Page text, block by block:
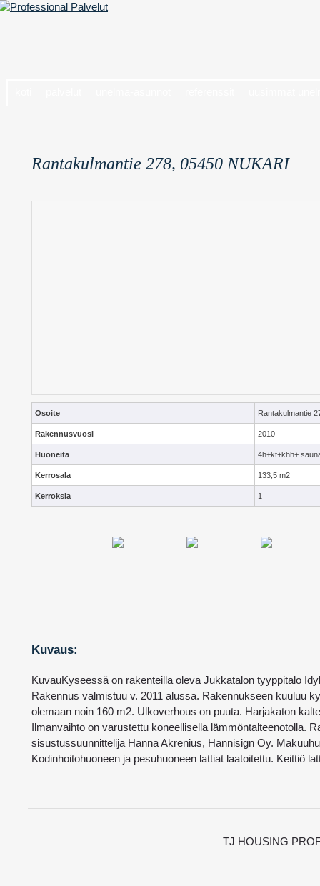
Rantakulmantie 278, 05450 NUKARI
Osoite Rantakulmantie
Rakennusvuosi 2010
Huoneita 4h+kt+khh+
Kerrosala 133,5 m2
Kerroksia 1
Kuvaus:
KuvauKyseessä on rakenteilla oleva Jukkatalon tyyppitalo
Rakennus valmistuu v. 2011 alussa. Rakennukseen kuuluu
olemaan noin 160 m2. Ulkoverhous on puuta. Harjakaton
Ilmanvaihto on varustettu koneellisella lämmöntalteenotolla.
sisustussuunnittelija Hanna Akrenius, Hannisign Oy.
Kodinhoitohuoneen ja pesuhuoneen lattiat laatoitettu. Keittiö
TJ HOUSING